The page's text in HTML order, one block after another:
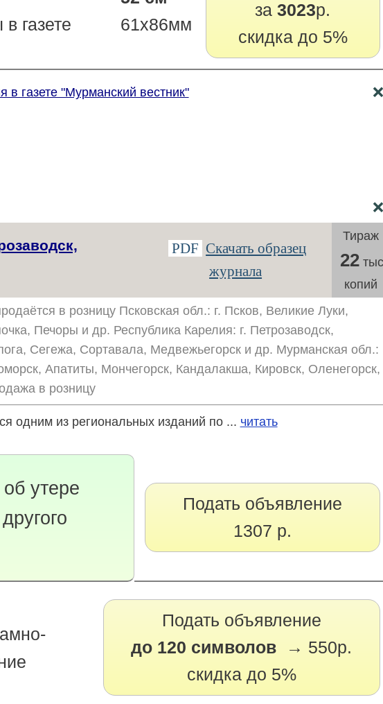
газете 61х86мм
за3023р.
скидка до 5%
в газете "Мурманский вестник" ❌
❌
PDF Скачать образец
журнала
Тираж
22
копий
в розницу Псковская обл.: г. Псков, Великие Луки,
Печоры и др. Республика Карелия: г. Петрозаводск,
Сегежа, Сортавала, Медвежьегорск и др. Мурманская обл.:
Апатиты, Мончегорск, Кандалакша, Кировск, Оленегорск,
в розницу
одним из региональных изданий по ... читать
утере
Подать объявление
1307 р.
Подать объявление
до 120 символов → 550р.
скидка до 5%